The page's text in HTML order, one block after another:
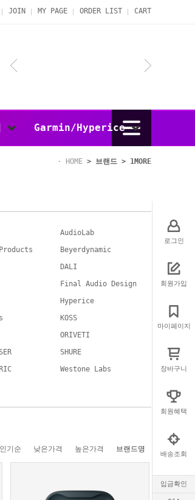
로그인
회원가입
마이페이지
장바구니
회원혜택
배송조회
입금확인
JOIN MY PAGE ORDER LIST CART
Garmin/Hyperice
HOME > 브랜드 > 1MORE
AudioLab
Beyerdynamic
DALI
Final Audio Design
Hyperice
KOSS
ORIVETI
SHURE
Westone Labs
인기순 낮은가격 높은가격 브랜드명